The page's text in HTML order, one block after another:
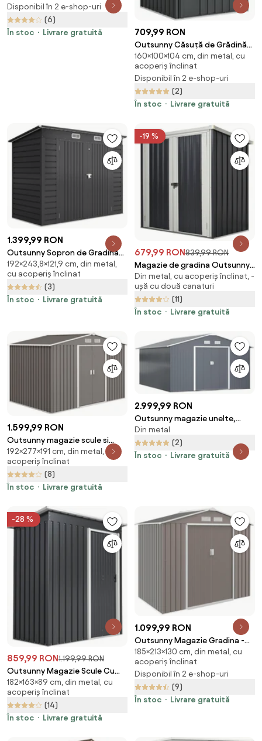
cu 4 Orificii de Ventilare și 2 Uși,
Șopron pentru Depozitarea
Uneltelor, 277x195x192 cm,
Disponibil în 2 e-shop-uri
(6)
În stoc
Livrare gratuită 709,99 RON
Outsunny Căsuță de Grădină
0,92m² din Oțel Galvanizat,
Depozit pentru Unelte cu Ușă
Blocabilă și Acoperiș Înclinat,
100x104x160 cm, Gri Închis |
Aosom Romania
160×100×104 cm, din metal, cu
acoperiș înclinat
Disponibil în 2 e-shop-uri
(2)
În stoc
Livrare gratuită
1.399,99 RON
Outsunny Sopron de Gradina
de 8 x 4FT Galvanizat Sopron
din Metal
192×243,8×121,9 cm, din metal,
cu acoperiș înclinat
(3)
În stoc
Livrare gratuită
-19 %
679,99 RON839,99 RON
Magazie de gradina Outsunny
din tabla de otel, sopron cu
usa dubla cu sistem de blocare,
casuta de gradina pentru
unelte, alb-negru | Aosom RO
Din metal, cu acoperiș înclinat, -
ușă cu două canaturi
(11)
În stoc
Livrare gratuită
1.599,99 RON
Outsunny magazie scule si
unelte, casuta de gradina din
fier, sopron pentru exterior
277x195x192 cm | Aosom
Romania
192×277×191 cm, din metal, cu
acoperiș înclinat
(8)
În stoc
Livrare gratuită
2.999,99 RON
Outsunny magazie unelte,
sopron din otel galvanizat,
casuta de gradina pentru
unelte de gradina 3.4x3.86x2m |
Din metal
(2)
În stoc
Livrare gratuită
-28 %
859,99 RON1.199,99 RON
Outsunny Magazie Scule Cu
Usa Glisanta Negru Usor De
Montat Cu 6 Compartimente
Stil Modern 163x89x182 cm |
Aosom Romania
182×163×89 cm, din metal, cu
acoperiș înclinat
(14)
În stoc
Livrare gratuită
1.099,99 RON
Outsunny Magazie Gradina -
Căsuță de Grădină Metal
213x130x185 cm cu Uși Glisante |
Aosom Romania
185×213×130 cm, din metal, cu
acoperiș înclinat
Disponibil în 2 e-shop-uri
(9)
În stoc
Livrare gratuită